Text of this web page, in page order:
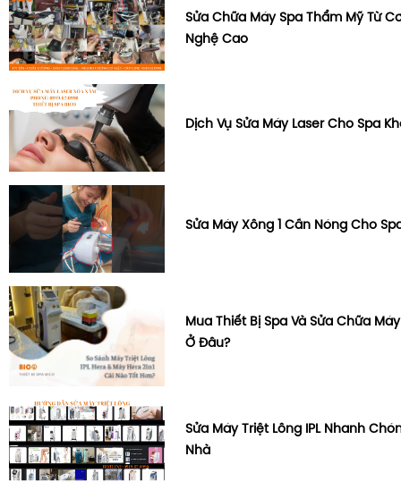
Sửa Chữa Máy Spa Thẩm Mỹ Từ
Nghệ Cao
Dịch Vụ Sửa Máy Laser Cho Spa
Sửa Máy Xông 1 Cần Nóng Cho
Mua Thiết Bị Spa Và Sửa Chữa
Ở Đâu?
Sửa Máy Triệt Lông IPL Nhanh
Nhà